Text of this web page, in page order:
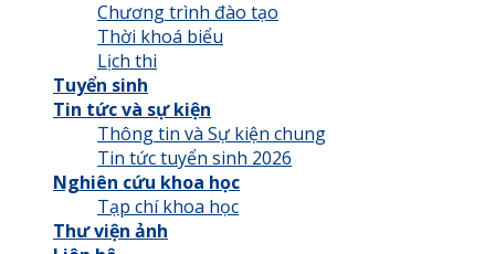
Chương trình đào tạo
Thời khoá biểu
Lịch thi
Tuyển sinh
Tin tức và sự kiện
Thông tin và Sự kiện chung
Tin tức tuyển sinh 2026
Nghiên cứu khoa học
Tạp chí khoa học
Thư viện ảnh